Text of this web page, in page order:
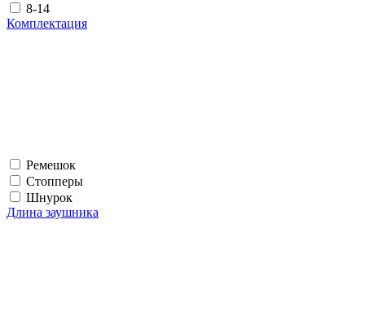
8-14
Комплектация
Ремешок
Стопперы
Шнурок
Длина заушника